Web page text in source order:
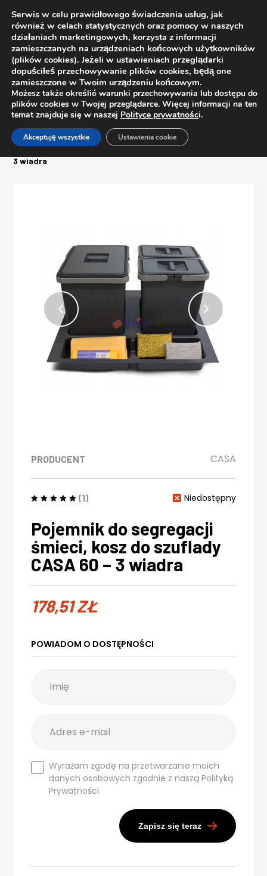
Strona główna
Sklep
Segregatory na śmieci
3 wiadra
PRODUCENT CASA
(1) Niedostępny
Pojemnik do segregacji
śmieci, kosz do szuflady
CASA 60 – 3 wiadra
178,51ZŁ
POWIADOM O DOSTĘPNOŚCI
Wyrażam zgodę na przetwarzanie moich
danych osobowych zgodnie z nasząPolityką
Prywatności.
Zapisz się teraz
Serwis w celu prawidłowego świadczenia usług, jak
również w celach statystycznych oraz pomocy w naszych
działaniach marketingowych, korzysta z informacji
zamieszczanych na urządzeniach końcowych użytkowników
(plików cookies). Jeżeli w ustawieniach przeglądarki
dopuściłeś przechowywanie plików cookies, będą one
zamieszczone w Twoim urządzeniu końcowym.
Możesz także określić warunki przechowywania lub dostępu do
plików cookies w Twojej przeglądarce. Więcej informacji na ten
temat znajduje się w naszej Polityce prywatności.
Akceptuję wszystkie Ustawienia cookie